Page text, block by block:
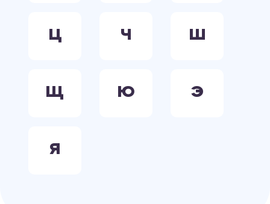
Ц Ч Ш
Щ Ю Э
Я